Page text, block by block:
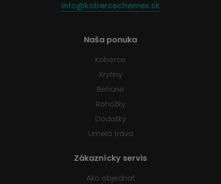
info@kobercechemex.sk
Naša ponuka
Koberce
Krytiny
Behúne
Rohožky
Dodatky
Umelá tráva
Zákaznícky servis
Ako objednať